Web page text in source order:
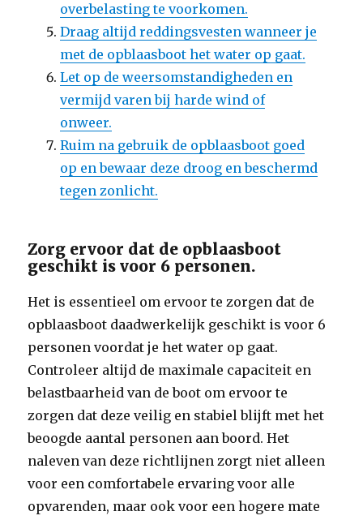
overbelasting te voorkomen.
Draag altijd reddingsvesten wanneer je
met de opblaasboot het water op gaat.
Let op de weersomstandigheden en
vermijd varen bij harde wind of
onweer.
Ruim na gebruik de opblaasboot goed
op en bewaar deze droog en beschermd
tegen zonlicht.
Zorg ervoor dat de opblaasboot
geschikt is voor 6 personen.
Het is essentieel om ervoor te zorgen dat de
opblaasboot daadwerkelijk geschikt is voor 6
personen voordat je het water op gaat.
Controleer altijd de maximale capaciteit en
belastbaarheid van de boot om ervoor te
zorgen dat deze veilig en stabiel blijft met het
beoogde aantal personen aan boord. Het
naleven van deze richtlijnen zorgt niet alleen
voor een comfortabele ervaring voor alle
opvarenden, maar ook voor een hogere mate